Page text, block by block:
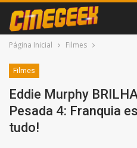
Página Inicial Filmes
Filmes
Eddie Murphy
Pesada 4: Franquia
tudo!